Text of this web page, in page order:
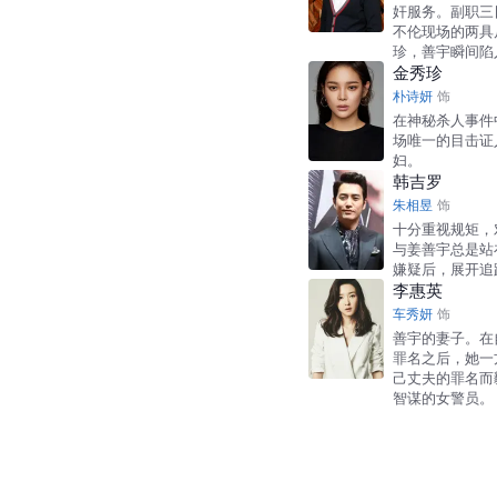
奸服务。副职
不伦现场的两
珍，善宇瞬间
金秀珍
朴诗妍 饰
在神秘杀人事
场唯一的目击
妇。
韩吉罗
朱相昱 饰
十分重视规矩
与姜善宇总是
嫌疑后，展开
李惠英
车秀妍 饰
善宇的妻子。
罪名之后，她
己丈夫的罪名
智谋的女警员。